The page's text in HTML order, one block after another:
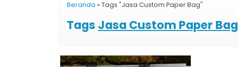
Beranda » Tags "Jasa Custom Paper Bag"
Tags Jasa Custom Paper Bag